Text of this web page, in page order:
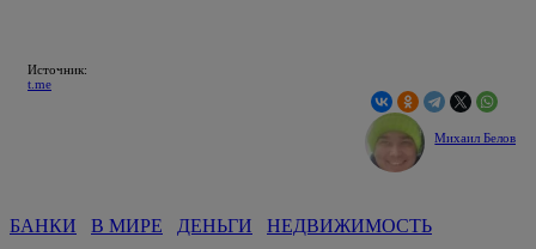
Источник:
t.me
Михаил Белов
БАНКИ В МИРЕ ДЕНЬГИ НЕДВИЖИМОСТЬ